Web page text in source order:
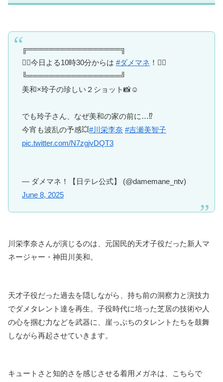
╔═════════════════╗
❤️‍🔥今日よる10時30分からは #ダメマネ ！❤️‍🔥
╚═════════════════╝
美和×玲子の珍しい２ショット📸☺️
でも玲子さん、なぜ美和の家の前に…⁉️
今宵も波乱の予感💥#川栄李奈 #吉瀬美智子
pic.twitter.com/N7zgjvDQT3
— ダメマネ！【日テレ公式】 (@damemane_ntv)
June 8, 2025
川栄李奈さんが演じるのは、元国民的天才子役だった新人マ
ネージャー・神田川美和。
天才子役だった過去を隠しながら、持ち前の洞察力と演技力
でダメタレント達を再生。子役時代に培った芝居の技術や人
の心を掴む力などを武器に、崖っぷちのタレントたちを鼓舞
しながら再起させていきます。
キュートさと知的さを感じさせる着用メガネは、こちらで